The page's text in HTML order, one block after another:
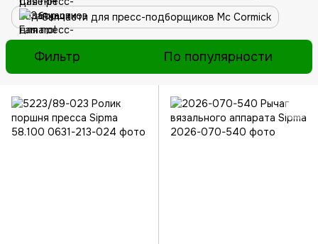
Запчасти для пресс-подборщиков Mc Cormick
Фильтр По популярности